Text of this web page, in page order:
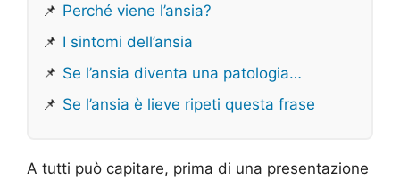
📌 Perché viene l’ansia?
📌 I sintomi dell’ansia
📌 Se l’ansia diventa una patologia…
📌 Se l’ansia è lieve ripeti questa frase
A tutti può capitare, prima di una presentazione